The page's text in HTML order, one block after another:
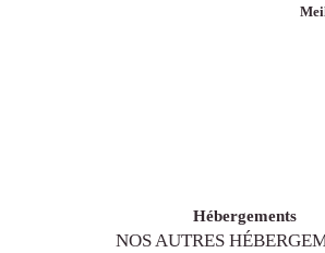
Hébergements
NOS AUTRES